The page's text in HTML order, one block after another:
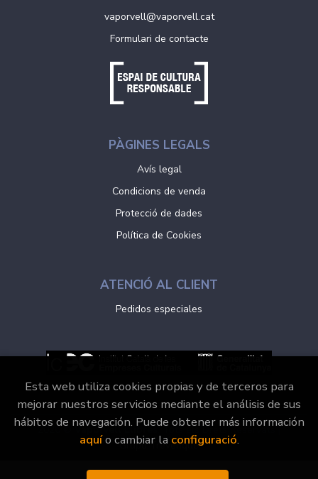
vaporvell@vaporvell.cat
Formulari de contacte
PÀGINES LEGALS
Avís legal
Condicions de venda
Protecció de dades
Política de Cookies
ATENCIÓ AL CLIENT
Pedidos especiales
2026 © Vaporvell Llibres. Tots els Drets Reservats |
Grupo Trevenque
Esta web utiliza cookies propias y de terceros para
mejorar nuestros servicios mediante el análisis de sus
hábitos de navegación. Puede obtener más información
aquío cambiar la configuració.